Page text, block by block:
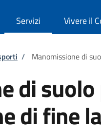
Servizi Vivere il
/ Manomissione di
di
di fine